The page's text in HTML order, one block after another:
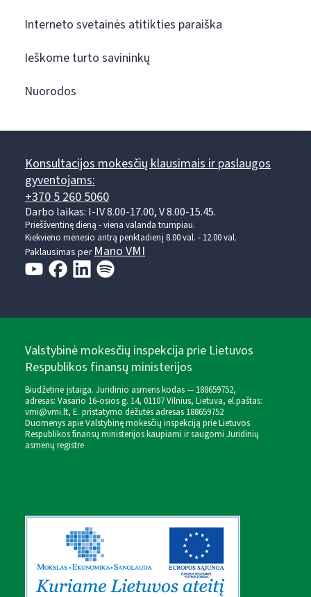
Interneto svetainės atitikties paraiška
Ieškome turto savininkų
Nuorodos
Konsultacijos mokesčių klausimais ir paslaugos
gyventojams:
+370 5 260 5060
Darbo laikas: I-IV 8.00-17.00, V 8.00-15.45.
Prieššventinę dieną - viena valanda trumpiau.
Kiekvieno mėnesio antrą penktadienį 8.00 val. - 12.00 val.
Paklausimas per Mano VMI
Valstybinė mokesčių inspekcija prie Lietuvos
Respublikos finansų ministerijos
Biudžetinė įstaiga. Juridinio asmens kodas — 188659752,
adresas: Vasario 16-osios g. 14, 01107 Vilnius, Lietuva, el.paštas:
vmi@vmi.lt, E. pristatymo dėžutės adresas 188659752
Duomenys apie Valstybinę mokesčių inspekciją prie Lietuvos
Respublikos finansų ministerijos kaupiami ir saugomi Juridinių
asmenų registre